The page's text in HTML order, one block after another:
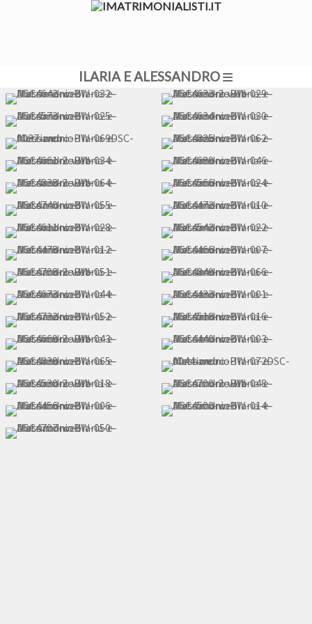
ILARIA E ALESSANDRO